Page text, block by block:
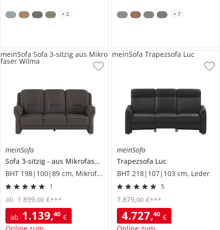
+ 2 + 7
meinSofa
Sofa 3-sitzig
aus Mikrofaser
Wilma
BHT 198|100|89 cm, Mikrofaser
1
ab 1.139,40 €
ab 1.899,00 €***
meinSofa Sofa 3-sitzig aus Mikro
faser Wilma
meinSofa
Trapezsofa Luc
BHT 218|107|103 cm, Leder
5
4.727,40 €
7.879,00 €***
meinSofa Trapezsofa Luc